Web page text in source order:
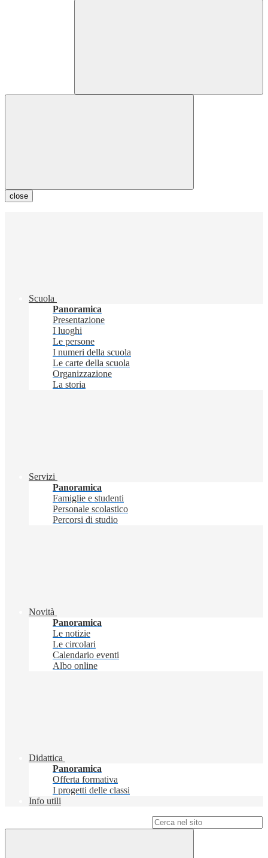
close
Scuola
Panoramica
Presentazione
I luoghi
Le persone
I numeri della scuola
Le carte della scuola
Organizzazione
La storia
Servizi
Panoramica
Famiglie e studenti
Personale scolastico
Percorsi di studio
Novità
Panoramica
Le notizie
Le circolari
Calendario eventi
Albo online
Didattica
Panoramica
Offerta formativa
I progetti delle classi
Info utili